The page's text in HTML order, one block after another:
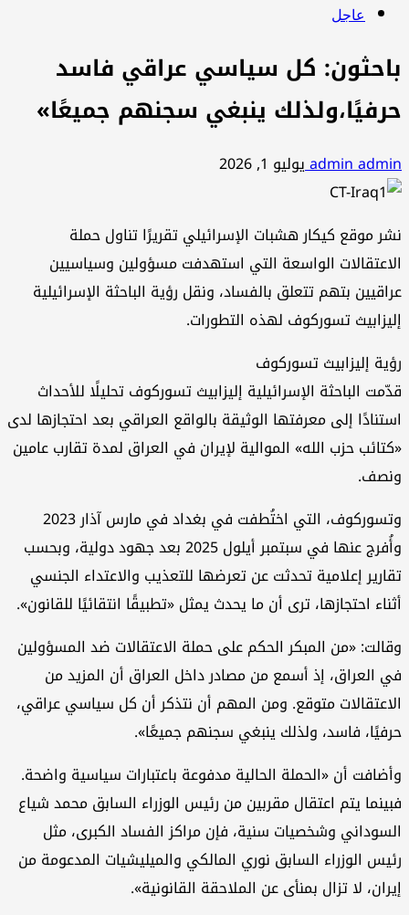
عاجل
باحثون: كل سياسي عراقي فاسد
حرفيًا،ولذلك ينبغي سجنهم جميعًا»
admin adminيوليو 1, 2026
نشر موقع كيكار هشبات الإسرائيلي تقريرًا تناول حملة
الاعتقالات الواسعة التي استهدفت مسؤولين وسياسيين
عراقيين بتهم تتعلق بالفساد، ونقل رؤية الباحثة الإسرائيلية
إليزابيث تسوركوف لهذه التطورات.
رؤية إليزابيث تسوركوف
قدّمت الباحثة الإسرائيلية إليزابيث تسوركوف تحليلًا للأحداث
استنادًا إلى معرفتها الوثيقة بالواقع العراقي بعد احتجازها لدى
«كتائب حزب الله» الموالية لإيران في العراق لمدة تقارب عامين
ونصف.
وتسوركوف، التي اختُطفت في بغداد في مارس آذار 2023
وأُفرج عنها في سبتمبر أيلول 2025 بعد جهود دولية، وبحسب
تقارير إعلامية تحدثت عن تعرضها للتعذيب والاعتداء الجنسي
أثناء احتجازها، ترى أن ما يحدث يمثل «تطبيقًا انتقائيًا للقانون».
وقالت: «من المبكر الحكم على حملة الاعتقالات ضد المسؤولين
في العراق، إذ أسمع من مصادر داخل العراق أن المزيد من
الاعتقالات متوقع. ومن المهم أن نتذكر أن كل سياسي عراقي،
حرفيًا، فاسد، ولذلك ينبغي سجنهم جميعًا».
وأضافت أن «الحملة الحالية مدفوعة باعتبارات سياسية واضحة.
فبينما يتم اعتقال مقربين من رئيس الوزراء السابق محمد شياع
السوداني وشخصيات سنية، فإن مراكز الفساد الكبرى، مثل
رئيس الوزراء السابق نوري المالكي والميليشيات المدعومة من
إيران، لا تزال بمنأى عن الملاحقة القانونية».